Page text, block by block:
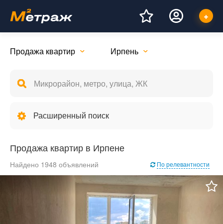
Продажа квартир Ирпень
Расширенный поиск
Продажа квартир в Ирпене
Найдено 1948 объявлений По релевантности